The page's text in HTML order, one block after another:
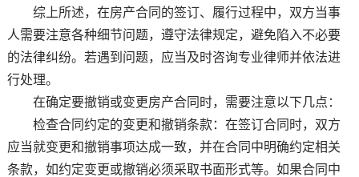
综上所述，在房产合同的签订、履行过程中，双方当事
人需要注意各种细节问题，遵守法律规定，避免陷入不必要
的法律纠纷。若遇到问题，应当及时咨询专业律师并依法进
行处理。
在确定要撤销或变更房产合同时，需要注意以下几点：
检查合同约定的变更和撤销条款：在签订合同时，双方
应当就变更和撤销事项达成一致，并在合同中明确约定相关
条款，如约定变更或撤销必须采取书面形式等。如果合同中